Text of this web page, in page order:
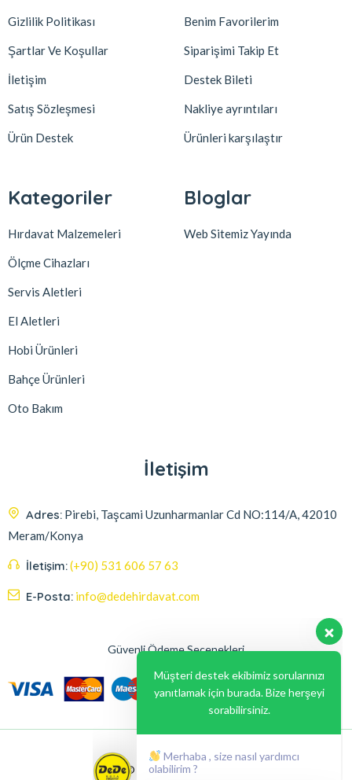
Gizlilik Politikası
Şartlar Ve Koşullar
İletişim
Satış Sözleşmesi
Ürün Destek
Benim Favorilerim
Siparişimi Takip Et
Destek Bileti
Nakliye ayrıntıları
Ürünleri karşılaştır
Kategoriler
Hırdavat Malzemeleri
Ölçme Cihazları
Servis Aletleri
El Aletleri
Hobi Ürünleri
Bahçe Ürünleri
Oto Bakım
Bloglar
Web Sitemiz Yayında
İletişim
Adres: Pirebi, Taşcami Uzunharmanlar Cd NO:114/A, 42010
Meram/Konya
İletişim:(+90) 531 606 57 63
E-Posta: info@dedehirdavat.com
Güvenli Ödeme Seçenekleri
© 2024, Liabil Dizayn
yanıtlamak için burada. Bize herşeyi
sorabilirsiniz.
olabilirim ?